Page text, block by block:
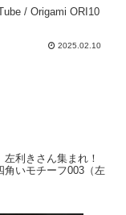
/ Origami ORI10
2025.02.10
左利きさん集まれ！
いモチーフ003（左